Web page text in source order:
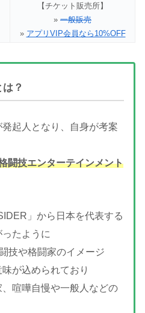
【チケット販売所】
» 一般販売
» アプリVIP会員なら10%OFF
？
発起人となり、自身が考案
闘技エンターテインメント
」から日本を代表する
たように
技や格闘家のイメージ
味が込められており
喧嘩自慢や一般人などの